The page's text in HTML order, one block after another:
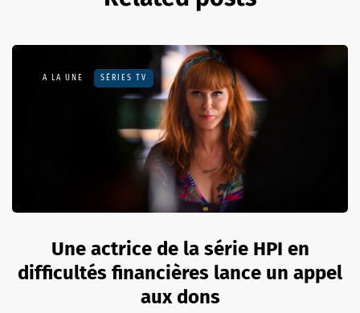
A LA UNE SÉRIES TV
Une actrice de la série HPI en
difficultés financières lance un appel
aux dons